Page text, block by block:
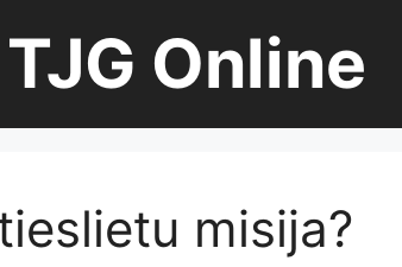
TJG Online
misija?